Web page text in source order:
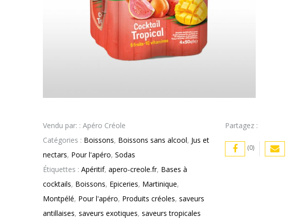
Vendu par: : Apéro Créole
Catégories : Boissons, Boissons sans alcool, Jus et
nectars, Pour l'apéro, Sodas
Étiquettes : Apéritif, apero-creole.fr, Bases à
cocktails, Boissons, Epiceries, Martinique,
Montpélé, Pour l'apéro, Produits créoles, saveurs
antillaises, saveurs exotiques, saveurs tropicales
Partagez :
(0)